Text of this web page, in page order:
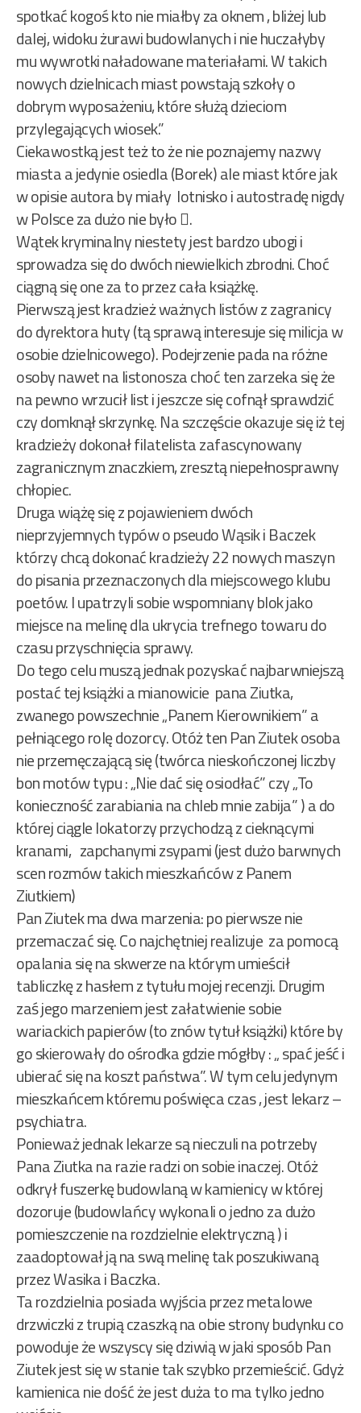
spotkać kogoś kto nie miałby za oknem , bliżej lub
dalej, widoku żurawi budowlanych i nie huczałyby
mu wywrotki naładowane materiałami. W takich
nowych dzielnicach miast powstają szkoły o
dobrym wyposażeniu, które służą dzieciom
przylegających wiosek.”
Ciekawostką jest też to że nie poznajemy nazwy
miasta a jedynie osiedla (Borek) ale miast które jak
w opisie autora by miały lotnisko i autostradę nigdy
w Polsce za dużo nie było .
Wątek kryminalny niestety jest bardzo ubogi i
sprowadza się do dwóch niewielkich zbrodni. Choć
ciągną się one za to przez cała książkę.
Pierwszą jest kradzież ważnych listów z zagranicy
do dyrektora huty (tą sprawą interesuje się milicja w
osobie dzielnicowego). Podejrzenie pada na różne
osoby nawet na listonosza choć ten zarzeka się że
na pewno wrzucił list i jeszcze się cofnął sprawdzić
czy domknął skrzynkę. Na szczęście okazuje się iż tej
kradzieży dokonał filatelista zafascynowany
zagranicznym znaczkiem, zresztą niepełnosprawny
chłopiec.
Druga wiążę się z pojawieniem dwóch
nieprzyjemnych typów o pseudo Wąsik i Baczek
którzy chcą dokonać kradzieży 22 nowych maszyn
do pisania przeznaczonych dla miejscowego klubu
poetów. I upatrzyli sobie wspomniany blok jako
miejsce na melinę dla ukrycia trefnego towaru do
czasu przyschnięcia sprawy.
Do tego celu muszą jednak pozyskać najbarwniejszą
postać tej książki a mianowicie pana Ziutka,
zwanego powszechnie „Panem Kierownikiem” a
pełniącego rolę dozorcy. Otóż ten Pan Ziutek osoba
nie przemęczającą się (twórca nieskończonej liczby
bon motów typu : „Nie dać się osiodłać” czy „To
konieczność zarabiania na chleb mnie zabija” ) a do
której ciągle lokatorzy przychodzą z cieknącymi
kranami, zapchanymi zsypami (jest dużo barwnych
scen rozmów takich mieszkańców z Panem
Ziutkiem)
Pan Ziutek ma dwa marzenia: po pierwsze nie
przemaczać się. Co najchętniej realizuje za pomocą
opalania się na skwerze na którym umieścił
tabliczkę z hasłem z tytułu mojej recenzji. Drugim
zaś jego marzeniem jest załatwienie sobie
wariackich papierów (to znów tytuł książki) które by
go skierowały do ośrodka gdzie mógłby : „ spać jeść i
ubierać się na koszt państwa”. W tym celu jedynym
mieszkańcem któremu poświęca czas , jest lekarz –
psychiatra.
Ponieważ jednak lekarze są nieczuli na potrzeby
Pana Ziutka na razie radzi on sobie inaczej. Otóż
odkrył fuszerkę budowlaną w kamienicy w której
dozoruje (budowlańcy wykonali o jedno za dużo
pomieszczenie na rozdzielnie elektryczną ) i
zaadoptował ją na swą melinę tak poszukiwaną
przez Wasika i Baczka.
Ta rozdzielnia posiada wyjścia przez metalowe
drzwiczki z trupią czaszką na obie strony budynku co
powoduje że wszyscy się dziwią w jaki sposób Pan
Ziutek jest się w stanie tak szybko przemieścić. Gdyż
kamienica nie dość że jest duża to ma tylko jedno